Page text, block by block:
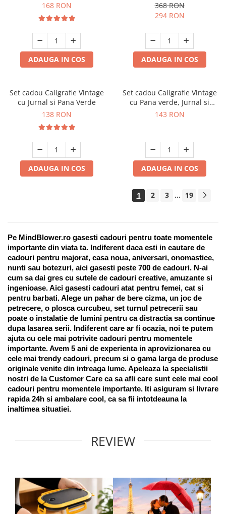
168 RON
ADAUGA IN COS
368 RON
294 RON
ADAUGA IN COS
Set cadou Caligrafie Vintage
cu Jurnal si Pana Verde
138 RON
ADAUGA IN COS
Set cadou Caligrafie Vintage
cu Pana verde, Jurnal si
Suport pentru stilou, 9 piese
143 RON
ADAUGA IN COS
1 2 3 ... 19
Pe MindBlower.ro gasesti cadouri pentru toate momentele
importante din viata ta. Indiferent daca esti in cautare de
cadouri pentru majorat, casa noua, aniversari, onomastice,
nunti sau botezuri, aici gasesti peste 700 de cadouri. N-ai
cum sa dai gres cu sutele de cadouri creative, amuzante si
ingenioase. Aici gasesti cadouri atat pentru femei, cat si
pentru barbati. Alege un pahar de bere cizma, un joc de
petrecere, o plosca curcubeu, set turnul petrecerii sau
poate o instalatie de lumini pentru ca distractia sa continue
dupa lasarea serii. Indiferent care ar fi ocazia, noi te putem
ajuta cu cele mai potrivite cadouri pentru momentele
importante. Avem 5 ani de experienta in aprovizionarea cu
cele mai trendy cadouri, precum si o gama larga de produse
originale venite din intreaga lume. Apeleaza la specialistii
nostri de la Customer Care ca sa afli care sunt cele mai cool
cadouri pentru momentele importante. Iti asiguram si livrare
rapida 24h si ambalare cool, ca sa fii intotdeauna la
inaltimea situatiei.
REVIEW